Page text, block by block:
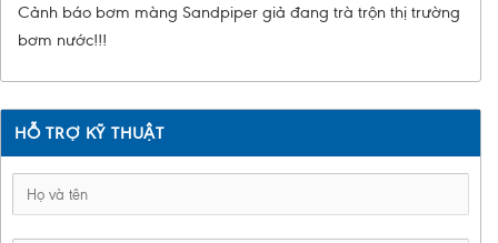
Cảnh báo bơm màng Sandpiper giả đang trà trộn thị trường
bơm nước!!!
HỖ TRỢ KỸ THUẬT